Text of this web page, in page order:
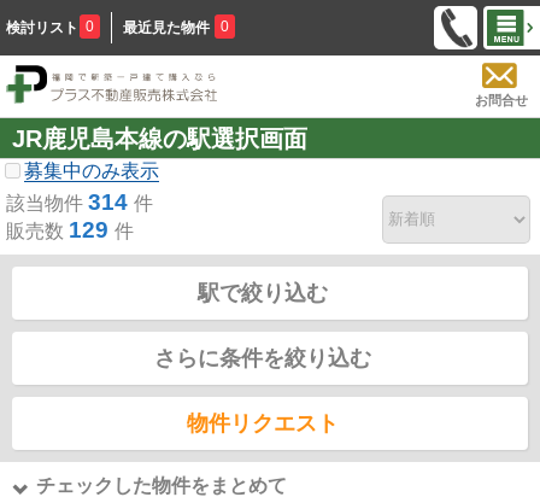
検討リスト 0 最近見た物件 0
お問合せ
JR鹿児島本線の駅選択画面
募集中のみ表示
該当物件 314 件
販売数 129 件
駅で絞り込む
さらに条件を絞り込む
物件リクエスト
チェックした物件をまとめて